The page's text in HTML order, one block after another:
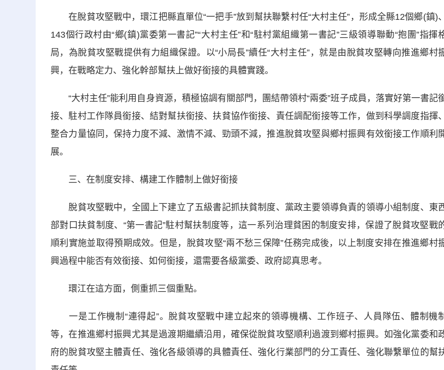
在脫貧攻堅戰中，環江把縣直單位“一把手”放到幫扶聯繫村任“大村主任”，形成全縣12個鄉(鎮)、
143個行政村由“鄉(鎮)黨委第一書記”“大村主任”和“駐村黨組織第一書記”三級領導聯動“抱團”指揮
局，為脫貧攻堅戰提供有力組織保證。以“小局長”續任“大村主任”，就是由脫貧攻堅轉向推進鄉村
興，在戰略定力、強化幹部幫扶上做好銜接的具體實踐。
“大村主任”能利用自身資源，積極協調有關部門，團結帶領村“兩委”班子成員，落實好第一書記
接、駐村工作隊員銜接、結對幫扶銜接、扶貧協作銜接、責任調配銜接等工作，做到科學調度指揮、
整合力量協同，保持力度不減、激情不減、勁頭不減，推進脫貧攻堅與鄉村振興有效銜接工作順利
展。
三、在制度安排、構建工作體制上做好銜接
脫貧攻堅戰中，全國上下建立了五級書記抓扶貧制度、黨政主要領導負責的領導小組制度、東
部對口扶貧制度、“第一書記”駐村幫扶制度等，這一系列治理貧困的制度安排，保證了脫貧攻堅戰
順利實施並取得預期成效。但是，脫貧攻堅“兩不愁三保障”任務完成後，以上制度安排在推進鄉村
興過程中能否有效銜接、如何銜接，還需要各級黨委、政府認真思考。
環江在這方面，側重抓三個重點。
一是工作機制“連得起”。脫貧攻堅戰中建立起來的領導機構、工作班子、人員隊伍、體制機
等，在推進鄉村振興尤其是過渡期繼續沿用，確保從脫貧攻堅順利過渡到鄉村振興。如強化黨委和
府的脫貧攻堅主體責任、強化各級領導的具體責任、強化行業部門的分工責任、強化聯繫單位的幫